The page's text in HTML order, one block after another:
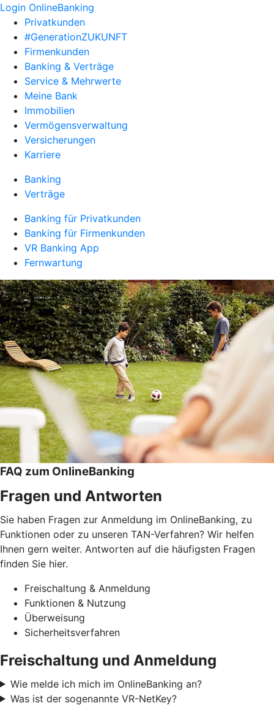
Login OnlineBanking
Privatkunden
#GenerationZUKUNFT
Firmenkunden
Banking & Verträge
Service & Mehrwerte
Meine Bank
Immobilien
Vermögensverwaltung
Versicherungen
Karriere
Banking
Verträge
Banking für Privatkunden
Banking für Firmenkunden
VR Banking App
Fernwartung
FAQ zum OnlineBanking
Fragen und Antworten
Sie haben Fragen zur Anmeldung im OnlineBanking, zu
Funktionen oder zu unseren TAN-Verfahren? Wir helfen
Ihnen gern weiter. Antworten auf die häufigsten Fragen
finden Sie hier.
Freischaltung & Anmeldung
Funktionen & Nutzung
Überweisung
Sicherheitsverfahren
Freischaltung und Anmeldung
Wie melde ich mich im OnlineBanking an?
Was ist der sogenannte VR-NetKey?